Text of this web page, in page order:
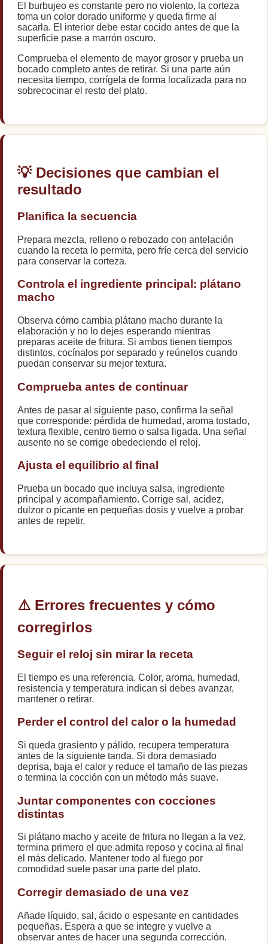
El burbujeo es constante pero no violento, la corteza
toma un color dorado uniforme y queda firme al
sacarla. El interior debe estar cocido antes de que la
superficie pase a marrón oscuro.
Comprueba el elemento de mayor grosor y prueba un
bocado completo antes de retirar. Si una parte aún
necesita tiempo, corrígela de forma localizada para no
sobrecocinar el resto del plato.
💡 Decisiones que cambian el
resultado
Planifica la secuencia
Prepara mezcla, relleno o rebozado con antelación
cuando la receta lo permita, pero fríe cerca del servicio
para conservar la corteza.
Controla el ingrediente principal: plátano
macho
Observa cómo cambia plátano macho durante la
elaboración y no lo dejes esperando mientras
preparas aceite de fritura. Si ambos tienen tiempos
distintos, cocínalos por separado y reúnelos cuando
puedan conservar su mejor textura.
Comprueba antes de continuar
Antes de pasar al siguiente paso, confirma la señal
que corresponde: pérdida de humedad, aroma tostado,
textura flexible, centro tierno o salsa ligada. Una señal
ausente no se corrige obedeciendo el reloj.
Ajusta el equilibrio al final
Prueba un bocado que incluya salsa, ingrediente
principal y acompañamiento. Corrige sal, acidez,
dulzor o picante en pequeñas dosis y vuelve a probar
antes de repetir.
⚠️ Errores frecuentes y cómo
corregirlos
Seguir el reloj sin mirar la receta
El tiempo es una referencia. Color, aroma, humedad,
resistencia y temperatura indican si debes avanzar,
mantener o retirar.
Perder el control del calor o la humedad
Si queda grasiento y pálido, recupera temperatura
antes de la siguiente tanda. Si dora demasiado
deprisa, baja el calor y reduce el tamaño de las piezas
o termina la cocción con un método más suave.
Juntar componentes con cocciones
distintas
Si plátano macho y aceite de fritura no llegan a la vez,
termina primero el que admita reposo y cocina al final
el más delicado. Mantener todo al fuego por
comodidad suele pasar una parte del plato.
Corregir demasiado de una vez
Añade líquido, sal, ácido o espesante en cantidades
pequeñas. Espera a que se integre y vuelve a
observar antes de hacer una segunda corrección.